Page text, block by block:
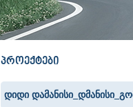
პროექტები
დიდი